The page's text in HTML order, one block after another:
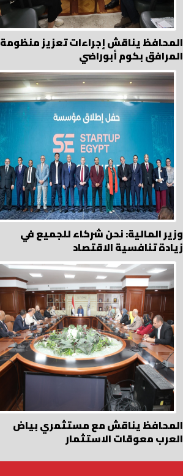
المحافظ يناقش إجراءات تعزيز منظومة
المرافق بكوم أبوراضي
وزير المالية: نحن شركاء للجميع في
زيادة تنافسية الاقتصاد
المحافظ يناقش مع مستثمري بياض
العرب معوقات الاستثمار